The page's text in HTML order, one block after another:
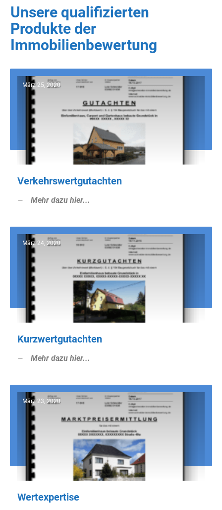
Unsere qualifizierten
Produkte der
Immobilienbewertung
März 25, 2020
Verkehrswertgutachten
Mehr dazu hier...
März 24, 2020
Kurzwertgutachten
Mehr dazu hier...
März 23, 2020
Wertexpertise